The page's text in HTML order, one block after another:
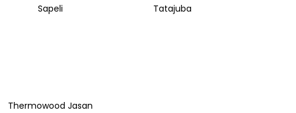
Sapeli Tatajuba
Thermowood Jasan